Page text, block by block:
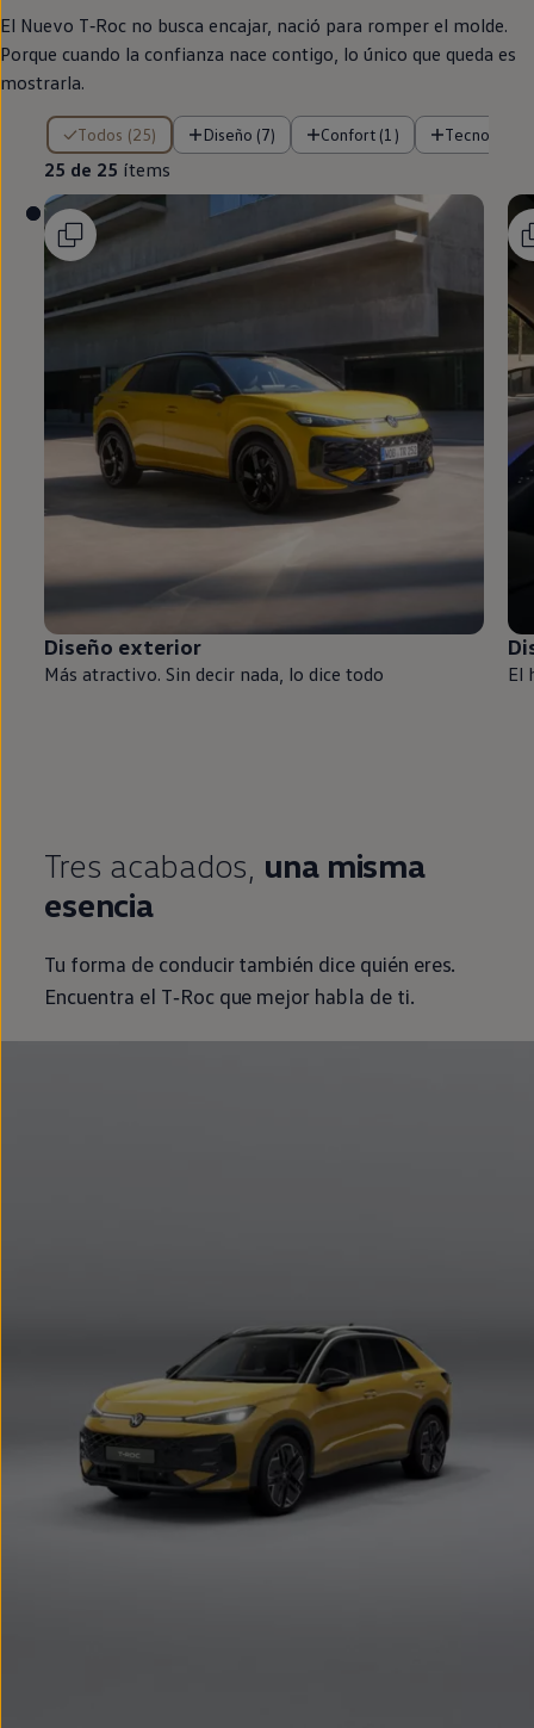
El Nuevo T‑Roc no busca encajar, nació para romper el molde.
Porque cuando la confianza nace contigo, lo único que queda es
mostrarla.
Todos (25) Diseño (7) Confort (1) Tecnología
25 de 25 ítems
25 de 25 ítems
Diseño exterior
Más atractivo. Sin decir nada, lo dice todo El
Tres acabados, una misma
esencia
Tu forma de conducir también dice quién eres.
Encuentra el T‑Roc que mejor habla de ti.